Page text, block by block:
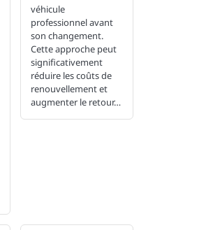
véhicule
professionnel avant
son changement.
Cette approche peut
significativement
réduire les coûts de
renouvellement et
augmenter le retour…